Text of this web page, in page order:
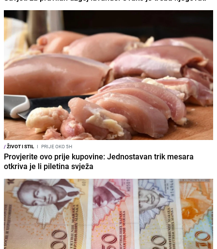
/ŽIVOT I STIL I PRIJE OKO 5H
Provjerite ovo prije kupovine: Jednostavan trik mesara
otkriva je li piletina svježa